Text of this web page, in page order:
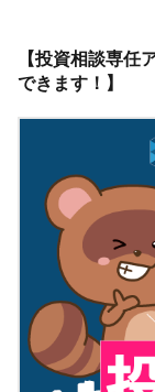
【投資相談専任
できます！】